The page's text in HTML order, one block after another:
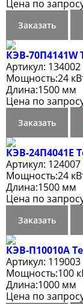
Цена по
Заказать
КЭВ-70П4141W
Артикул: 134002
Мощность:24
Длина:1500 мм
Цена по
Заказать
КЭВ-24П4041E
Артикул: 124007
Мощность:24
Длина:1500 мм
Цена по
Заказать
КЭВ-П10010A
Артикул: 119003
Мощность:100
Длина:1000 мм
Цена по